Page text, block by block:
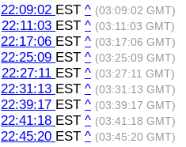
22:09:02 EST ^ (03:09:02 GMT)
22:11:03 EST ^ (03:11:03 GMT)
22:17:06 EST ^ (03:17:06 GMT)
22:25:09 EST ^ (03:25:09 GMT)
22:27:11 EST ^ (03:27:11 GMT)
22:31:13 EST ^ (03:31:13 GMT)
22:39:17 EST ^ (03:39:17 GMT)
22:41:18 EST ^ (03:41:18 GMT)
22:45:20 EST ^ (03:45:20 GMT)